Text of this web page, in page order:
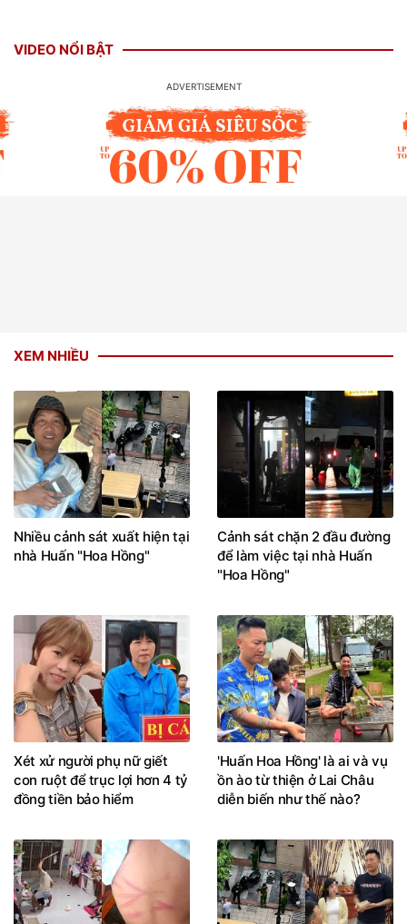
VIDEO NỔI BẬT
XEM NHIỀU
Nhiều cảnh sát xuất hiện tại
nhà Huấn "Hoa Hồng"
Cảnh sát chặn 2 đầu đường
để làm việc tại nhà Huấn
"Hoa Hồng"
Xét xử người phụ nữ giết
con ruột để trục lợi hơn 4 tỷ
đồng tiền bảo hiểm
'Huấn Hoa Hồng' là ai và vụ
ồn ào từ thiện ở Lai Châu
diễn biến như thế nào?